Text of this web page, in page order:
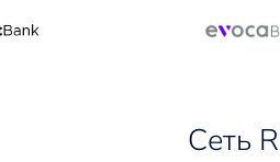
Сеть